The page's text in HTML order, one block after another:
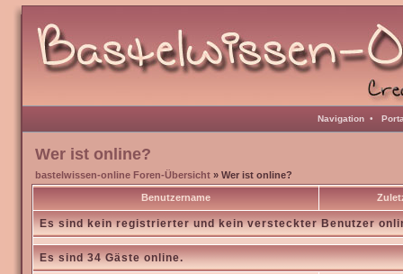
Navigation •
Wer ist online?
bastelwissen-online Foren-Übersicht » Wer ist online?
Benutzername
Es sind kein registrierter und kein versteckter Benutzer
Es sind 34 Gäste online.